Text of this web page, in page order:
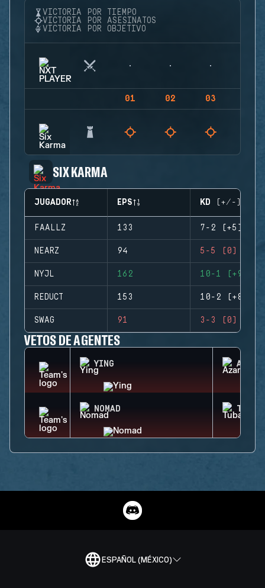
VICTORIA POR TIEMPO
VICTORIA POR ASESINATOS
VICTORIA POR OBJETIVO
01 02 03
SIX KARMA
JUGADOR EPS KD (+/-)
FAALLZ 133 7-2 (+5)
NEARZ 94 5-5 (0)
NYJL 162 10-1 (+9)
REDUCT 153 10-2 (+8)
SWAG 91 3-3 (0)
VETOS DE AGENTES
YING AZAMI
NOMAD
ESPAÑOL (MÉXICO)